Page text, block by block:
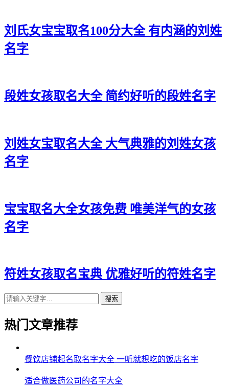
刘氏女宝宝取名100分大全 有内涵的刘姓
名字
段姓女孩取名大全 简约好听的段姓名字
刘姓女宝取名大全 大气典雅的刘姓女孩
名字
宝宝取名大全女孩免费 唯美洋气的女孩
名字
符姓女孩取名宝典 优雅好听的符姓名字
搜索
热门文章推荐
餐饮店铺起名取名字大全 一听就想吃的饭店名字
适合做医药公司的名字大全